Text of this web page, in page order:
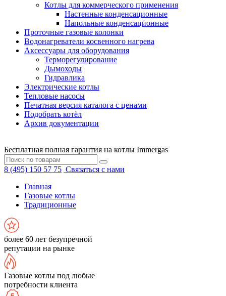
Котлы для коммерческого применения
Настенные конденсационные
Напольные конденсационные
Проточные газовые колонки
Водонагреватели косвенного нагрева
Аксессуары для оборудования
Терморегулирование
Дымоходы
Гидравлика
Электрические котлы
Тепловые насосы
Печатная версия каталога с ценами
Подобрать котёл
Архив документации
Бесплатная полная гарантия на котлы Immergas
8 (495) 150 57 75 Связаться с нами
Главная
Газовые котлы
Традиционные
более 60 лет безупречной
репутации на рынке
Газовые котлы под любые
потребности клиента